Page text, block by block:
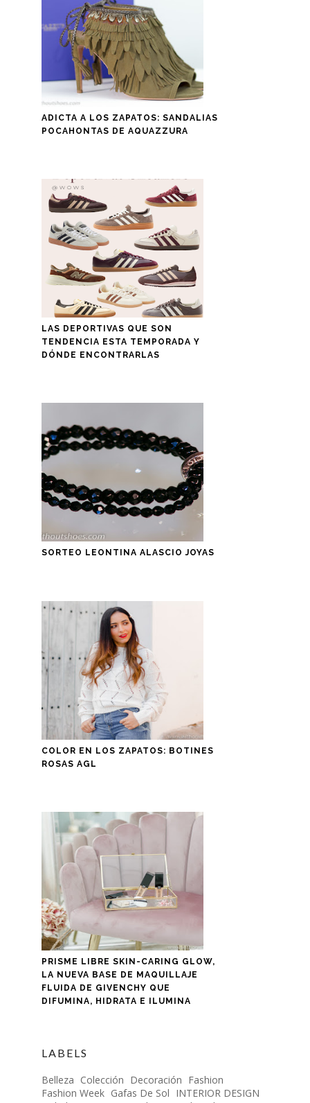
ADICTA A LOS ZAPATOS: SANDALIAS
POCAHONTAS DE AQUAZZURA
LAS DEPORTIVAS QUE SON
TENDENCIA ESTA TEMPORADA Y
DÓNDE ENCONTRARLAS
SORTEO LEONTINA ALASCIO JOYAS
COLOR EN LOS ZAPATOS: BOTINES
ROSAS AGL
PRISME LIBRE SKIN-CARING GLOW,
LA NUEVA BASE DE MAQUILLAJE
FLUIDA DE GIVENCHY QUE
DIFUMINA, HIDRATA E ILUMINA
LABELS
Belleza Colección Decoración Fashion
Fashion Week Gafas De Sol INTERIOR DESIGN